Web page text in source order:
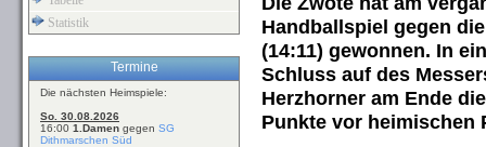
Statistik
Termine
Die nächsten Heimspiele:
So. 30.08.2026
16:00 1.Damen gegen SG
Dithmarschen Süd
Handballspiel gegen
(14:11) gewonnen. In
Schluss auf des
Herzhorner am Ende
Punkte vor heimischen